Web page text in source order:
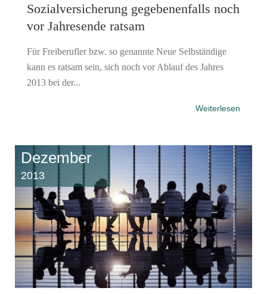
Sozialversicherung gegebenenfalls noch
vor Jahresende ratsam
Für Freiberufler bzw. so genannte Neue Selbständige
kann es ratsam sein, sich noch vor Ablauf des Jahres
2013 bei der...
Weiterlesen
Dezember
2013